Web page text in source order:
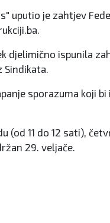
uputio je zahtjev
djelimično ispunila
Sindikata.
sporazuma koji
(od 11 do 12 sati),
29. veljače.